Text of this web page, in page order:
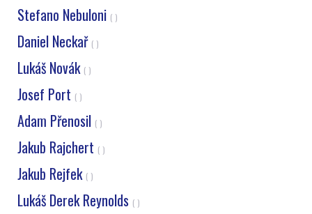
Stefano Nebuloni ( )
Daniel Neckař ( )
Lukáš Novák ( )
Josef Port ( )
Adam Přenosil ( )
Jakub Rajchert ( )
Jakub Rejfek ( )
Lukáš Derek Reynolds ( )